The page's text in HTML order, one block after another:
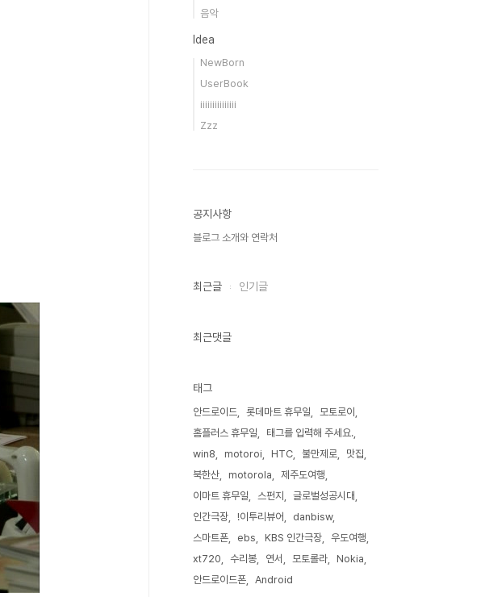
음악
Idea
NewBorn
UserBook
iiiiiiiiiiiiiii
Zzz
공지사항
블로그 소개와 연락처
최근글 인기글
최근댓글
태그
안드로이드 롯데마트 휴무일
모토로이
홈플러스 휴무일
태그를 입력해 주세요.
win8
motoroi HTC 불만제로
맛집
북한산
motorola
제주도여행
이마트 휴무일
스펀지
글로벌성공시대
인간극장
!이투리뷰어
danbisw
스마트폰
ebs KBS 인간극장
우도여행
xt720
수리봉 연서 모토롤라
Nokia
안드로이드폰
Android